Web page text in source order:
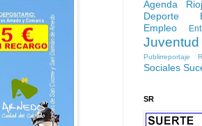
Agenda
Deporte
Empleo
Juventud
Publirreportaje
Sociales
SR